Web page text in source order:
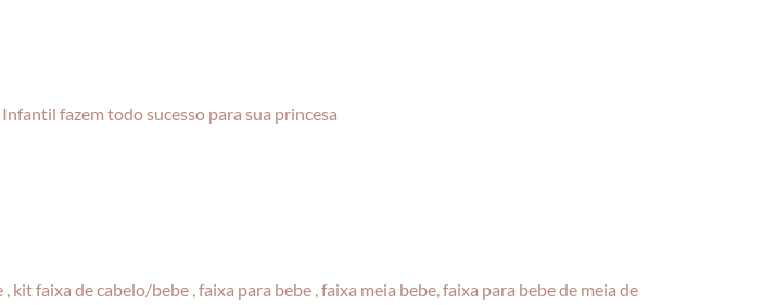
fazem todo sucesso para sua princesa
faixa de cabelo/bebe , faixa para bebe , faixa meia bebe, faixa para bebe de meia de